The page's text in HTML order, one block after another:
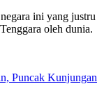
ini yang justru
oleh dunia.
Puncak Kunjungan